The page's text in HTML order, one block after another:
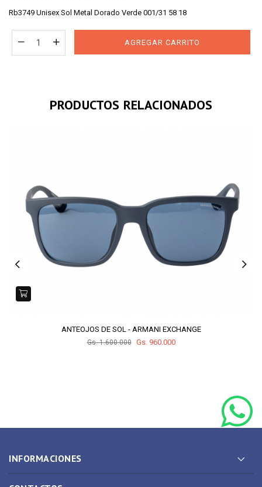
Rb3749 Unisex Sol Metal Dorado Verde 001/31 58 18
AGREGAR CARRITO
PRODUCTOS RELACIONADOS
ANTEOJOS DE SOL - ARMANI EXCHANGE
Gs. 1.600.000 Gs. 960.000
INFORMACIONES